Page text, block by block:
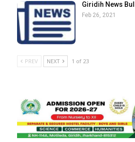
Giridih News
Feb 26, 2021
PREV NEXT 1 of 23